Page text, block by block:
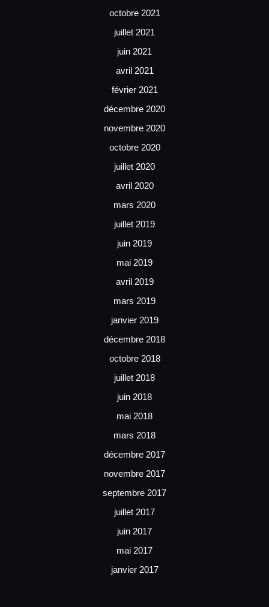
octobre 2021
juillet 2021
juin 2021
avril 2021
février 2021
décembre 2020
novembre 2020
octobre 2020
juillet 2020
avril 2020
mars 2020
juillet 2019
juin 2019
mai 2019
avril 2019
mars 2019
janvier 2019
décembre 2018
octobre 2018
juillet 2018
juin 2018
mai 2018
mars 2018
décembre 2017
novembre 2017
septembre 2017
juillet 2017
juin 2017
mai 2017
janvier 2017